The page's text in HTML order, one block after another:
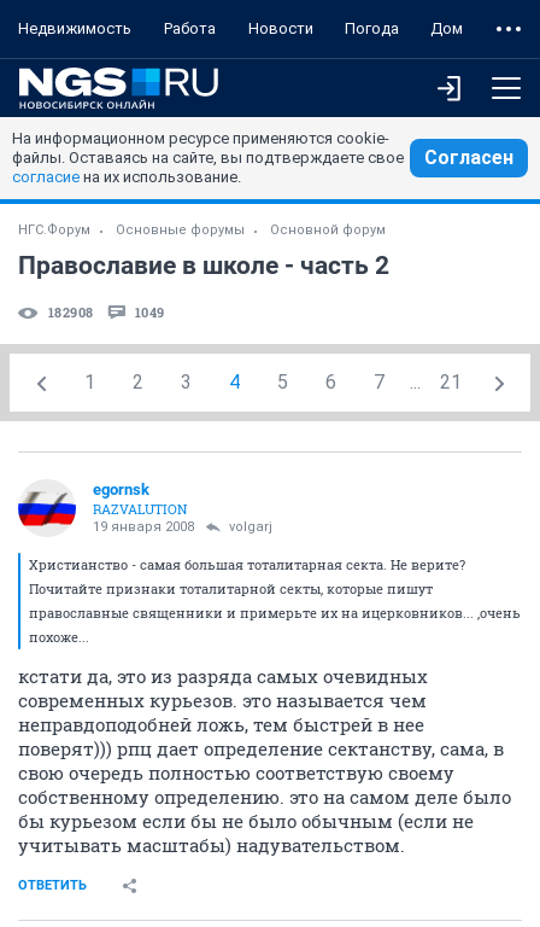
Недвижимость Работа Новости Погода Дом
На информационном ресурсе применяются cookie-
файлы. Оставаясь на сайте, вы подтверждаете свое
согласие на их использование.
Согласен
НГС.Форум Основные форумы Основной форум
Православие в школе - часть 2
182908 1049
1 2 3 4 5 6 7 ... 21
egornsk
RAZVALUTION
19 января 2008 volgarj
Христианство - самая большая тоталитарная секта. Не верите?
Почитайте признаки тоталитарной секты, которые пишут
православные священники и примерьте их на ицерковников... ,очень
похоже...
кстати да, это из разряда самых очевидных
современных курьезов. это называется чем
неправдоподобней ложь, тем быстрей в нее
поверят))) рпц дает определение сектанству, сама, в
свою очередь полностью соответствую своему
собственному определению. это на самом деле было
бы курьезом если бы не было обычным (если не
учитывать масштабы) надувательством.
ОТВЕТИТЬ